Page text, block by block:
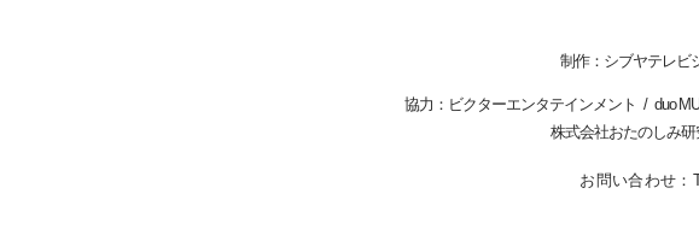
シブヤテレビ
ビクターエンタテインメント duo
株式会社おたのしみ研
お問い合わせ：